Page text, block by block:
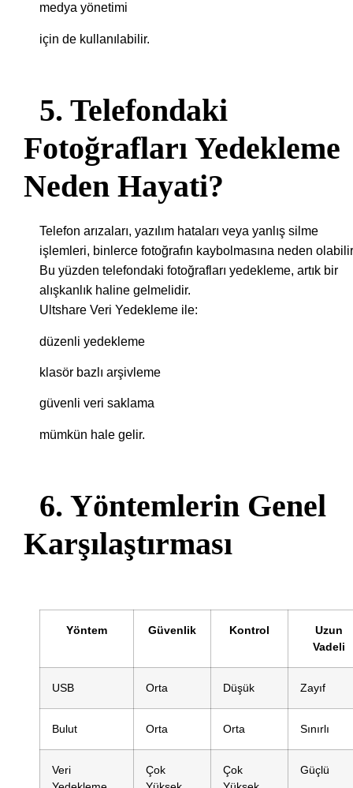
medya yönetimi
için de kullanılabilir.
5. Telefondaki
Fotoğrafları Yedekleme
Neden Hayati?
Telefon arızaları, yazılım hataları veya yanlış silme
işlemleri, binlerce fotoğrafın kaybolmasına neden
Bu yüzden telefondaki fotoğrafları yedekleme, artık bir
alışkanlık haline gelmelidir.
Ultshare Veri Yedekleme ile:
düzenli yedekleme
klasör bazlı arşivleme
güvenli veri saklama
mümkün hale gelir.
6. Yöntemlerin Genel
Karşılaştırması
Yöntem Güvenlik Kontrol
Uzun
Vadeli
USB Orta Düşük Zayıf
Bulut Orta Orta Sınırlı
Veri
Çok
Çok
Güçlü